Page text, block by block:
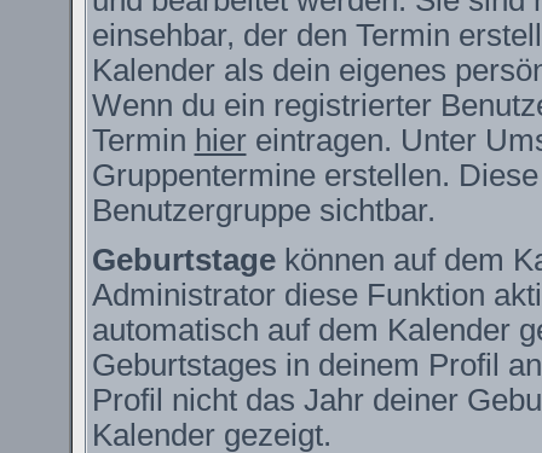
einsehbar, der den Termin
Kalender als dein eigenes
Wenn du ein registrierter
Termin hiereintragen. Unter
Gruppentermine erstellen.
Benutzergruppe sichtbar.
Geburtstagekönnen auf dem
Administrator diese Funktion
automatisch auf dem Kalender
Geburtstages in deinem Profil
Profil nicht das Jahr deiner
Kalender gezeigt.